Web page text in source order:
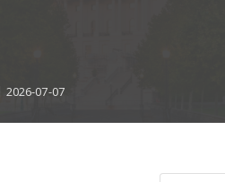
2026-07-07